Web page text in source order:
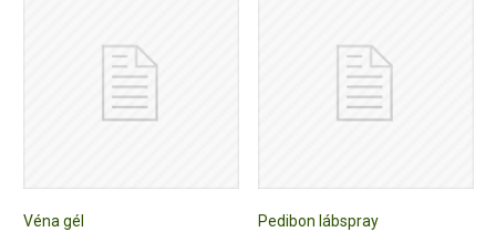
Véna gél Pedibon lábspray